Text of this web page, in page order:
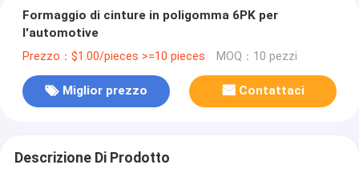
Formaggio di cinture in poligomma 6PK per
l'automotive
Prezzo：$1.00/pieces >=10 pieces MOQ：10 pezzi
Miglior prezzo Contattaci
Descrizione Di Prodotto